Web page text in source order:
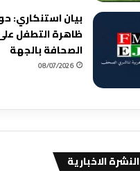
بيان استنكاري:
ظاهرة التطفل
الصحافة بالجهة
08/07/2026
النشرة الاخبارية